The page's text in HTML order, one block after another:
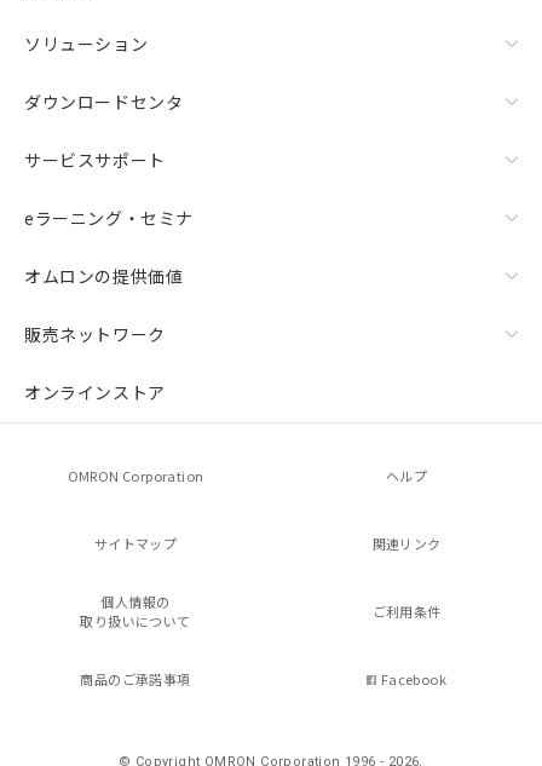
ソリューション
ダウンロードセンタ
サービスサポート
eラーニング・セミナ
オムロンの提供価値
販売ネットワーク
オンラインストア
OMRON Corporation ヘルプ
サイトマップ 関連リンク
個人情報の
取り扱いについて
ご利用条件
商品のご承諾事項 Facebook
© Copyright OMRON Corporation 1996 - 2026.